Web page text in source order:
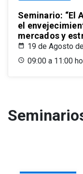
Seminario: “El
el
mercados y
19 de Agosto
09:00 a 11:00